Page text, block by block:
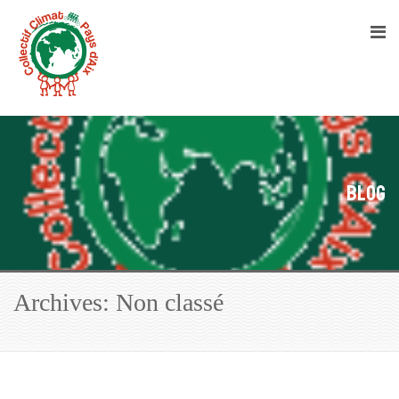
Blog
Archives: Non classé